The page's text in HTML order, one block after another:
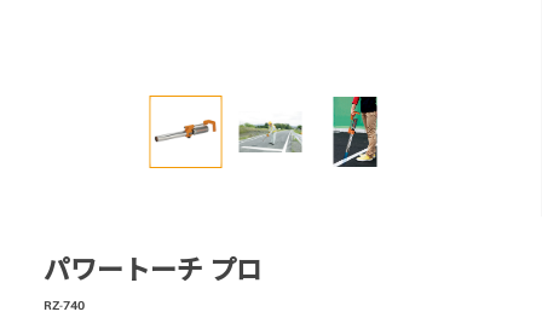
プロパンガス式
パワートーチ プロ
RZ-740